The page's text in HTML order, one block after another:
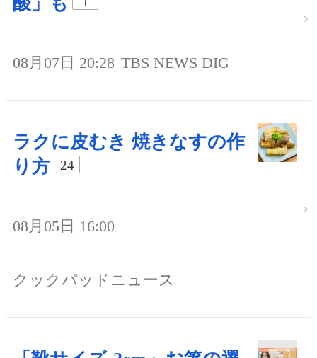
08月07日 20:28 TBS NEWS DIG
ラクに皮むき 焼きなすの作
り方
24
08月05日 16:00
クックパッドニュース